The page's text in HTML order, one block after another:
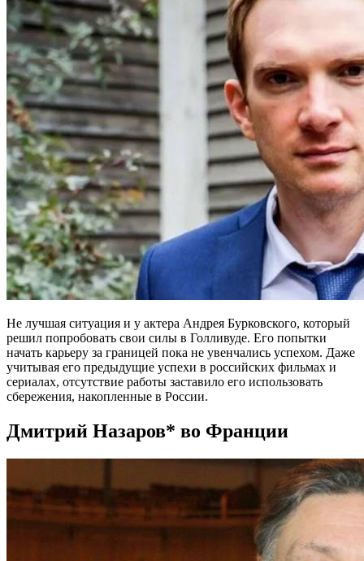
Не лучшая ситуация и у актера Андрея Бурковского, который
решил попробовать свои силы в Голливуде. Его попытки
начать карьеру за границей пока не увенчались успехом. Даже
учитывая его предыдущие успехи в российских фильмах и
сериалах, отсутствие работы заставило его использовать
сбережения, накопленные в России.
Дмитрий Назаров* во Франции